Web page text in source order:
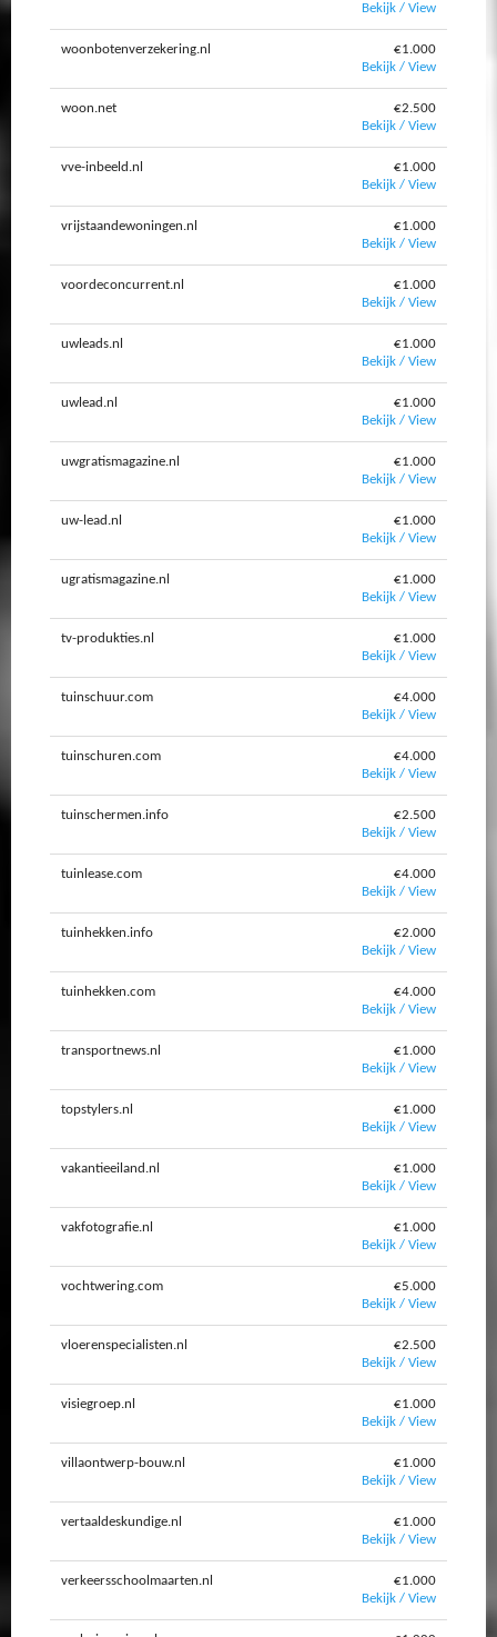
Bekijk / View
woonbotenverzekering.nl
€1.000
Bekijk / View
woon.net
€2.500
Bekijk / View
vve-inbeeld.nl
€1.000
Bekijk / View
vrijstaandewoningen.nl
€1.000
Bekijk / View
voordeconcurrent.nl
€1.000
Bekijk / View
uwleads.nl
€1.000
Bekijk / View
uwlead.nl
€1.000
Bekijk / View
uwgratismagazine.nl
€1.000
Bekijk / View
uw-lead.nl
€1.000
Bekijk / View
ugratismagazine.nl
€1.000
Bekijk / View
tv-produkties.nl
€1.000
Bekijk / View
tuinschuur.com
€4.000
Bekijk / View
tuinschuren.com
€4.000
Bekijk / View
tuinschermen.info
€2.500
Bekijk / View
tuinlease.com
€4.000
Bekijk / View
tuinhekken.info
€2.000
Bekijk / View
tuinhekken.com
€4.000
Bekijk / View
transportnews.nl
€1.000
Bekijk / View
topstylers.nl
€1.000
Bekijk / View
vakantieeiland.nl
€1.000
Bekijk / View
vakfotografie.nl
€1.000
Bekijk / View
vochtwering.com
€5.000
Bekijk / View
vloerenspecialisten.nl
€2.500
Bekijk / View
visiegroep.nl
€1.000
Bekijk / View
villaontwerp-bouw.nl
€1.000
Bekijk / View
vertaaldeskundige.nl
€1.000
Bekijk / View
verkeersschoolmaarten.nl
€1.000
Bekijk / View